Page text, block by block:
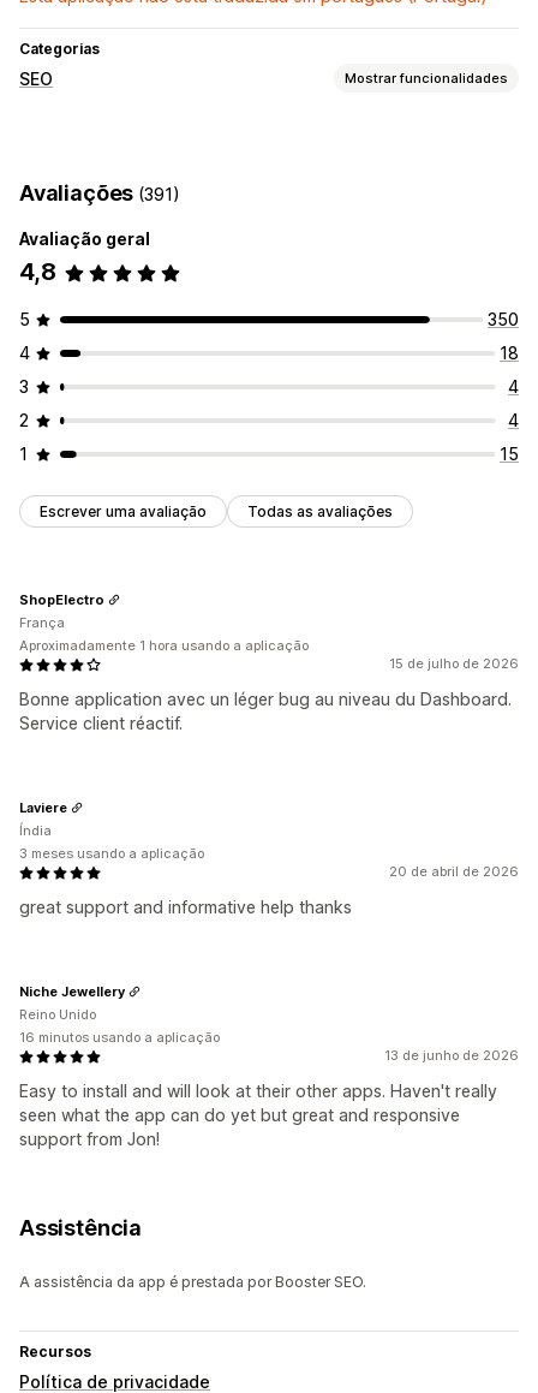
Categorias
SEO Mostrar funcionalidades
Otimização de conteúdo
Monitorização do desempenho
Pontuação SEO
Análise de dados
Avaliações (391)
Avaliação geral
4,8
5
350
4
18
3
4
2
4
1
15
Escrever uma avaliação Todas as avaliações
15 de julho de 2026
Bonne application avec un léger bug au niveau du Dashboard.
Service client réactif.
ShopElectro
França
Aproximadamente 1 hora usando a aplicação
20 de abril de 2026
great support and informative help thanks
Laviere
Índia
3 meses usando a aplicação
13 de junho de 2026
Easy to install and will look at their other apps. Haven't really
seen what the app can do yet but great and responsive
support from Jon!
Niche Jewellery
Reino Unido
16 minutos usando a aplicação
Assistência
A assistência da app é prestada por Booster SEO.
Recursos
Política de privacidade